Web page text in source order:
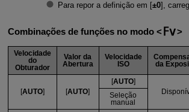
Para repor a definição em [±0],
Combinações de funções no modo
Velocidade
do
Obturador
Valor da
Abertura
Velocidade
ISO
da
AUTO] [AUTO
AUTO]
Seleção
manual